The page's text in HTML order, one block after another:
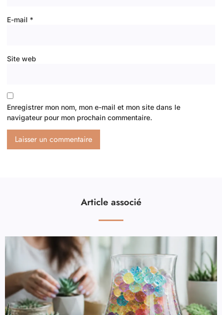
E-mail *
Site web
Enregistrer mon nom, mon e-mail et mon site dans le
navigateur pour mon prochain commentaire.
Article associé